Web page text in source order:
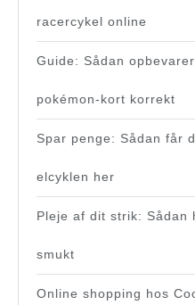
racercykel online
Guide: Sådan
pokémon-kort korrekt
Spar penge: Sådan får
elcyklen her
Pleje af dit strik: Sådan
smukt
Online shopping hos